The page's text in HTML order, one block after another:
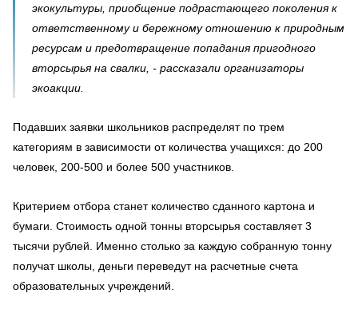
экокультуры, приобщение подрастающего поколения к
ответственному и бережному отношению к природным
ресурсам и предотвращение попадания пригодного
вторсырья на свалки, - рассказали организаторы
экоакции.
Подавших заявки школьников распределят по трем
категориям в зависимости от количества учащихся: до 200
человек, 200-500 и более 500 участников.
Критерием отбора станет количество сданного картона и
бумаги. Стоимость одной тонны вторсырья составляет 3
тысячи рублей. Именно столько за каждую собранную тонну
получат школы, деньги переведут на расчетные счета
образовательных учреждений.